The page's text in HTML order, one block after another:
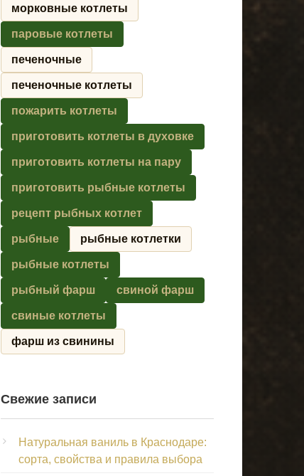
морковные котлеты
паровые котлеты
печеночные
печеночные котлеты
пожарить котлеты
приготовить котлеты в духовке
приготовить котлеты на пару
приготовить рыбные котлеты
рецепт рыбных котлет
рыбные рыбные котлетки
рыбные котлеты
рыбный фарш свиной фарш
свиные котлеты
фарш из свинины
Свежие записи
Натуральная ваниль в Краснодаре:
сорта, свойства и правила выбора